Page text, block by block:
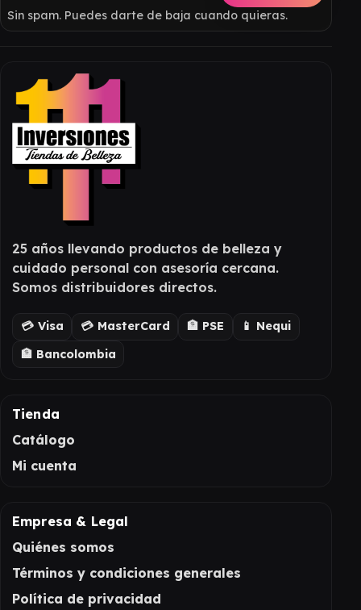
Sin spam. Puedes darte de baja cuando quieras.
25 años llevando productos de belleza y
cuidado personal con asesoría cercana.
Somos distribuidores directos.
💳 Visa 💳 MasterCard 🏦 PSE
📱 Nequi
🏦 Bancolombia
Tienda
Catálogo
Mi cuenta
Empresa & Legal
Quiénes somos
Términos y condiciones generales
Política de privacidad